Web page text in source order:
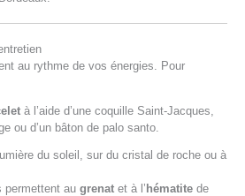
au rythme de vos énergies. Pour
à l’aide d’une coquille Saint-Jacques,
ou d’un bâton de palo santo.
du soleil, sur du cristal de roche ou à
permettent augrenat et à l’ hématite de